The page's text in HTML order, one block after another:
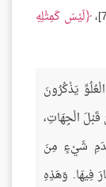
لَيْسَ كَمِثْلِهِ
يَذْكُرُونَ
قَبْلَ الْجِهَاتِ،
شَيْءٍ مِنَ
فِيهَا. وَهَذِهِ